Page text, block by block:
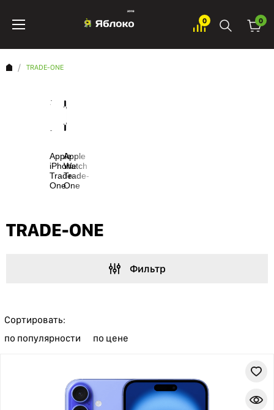
0 0
TRADE-ONE
Apple
iPhone
Trade-
One
Apple
Watch
Trade-
One
TRADE-ONE
Фильтр
Сортировать:
по популярности
по цене